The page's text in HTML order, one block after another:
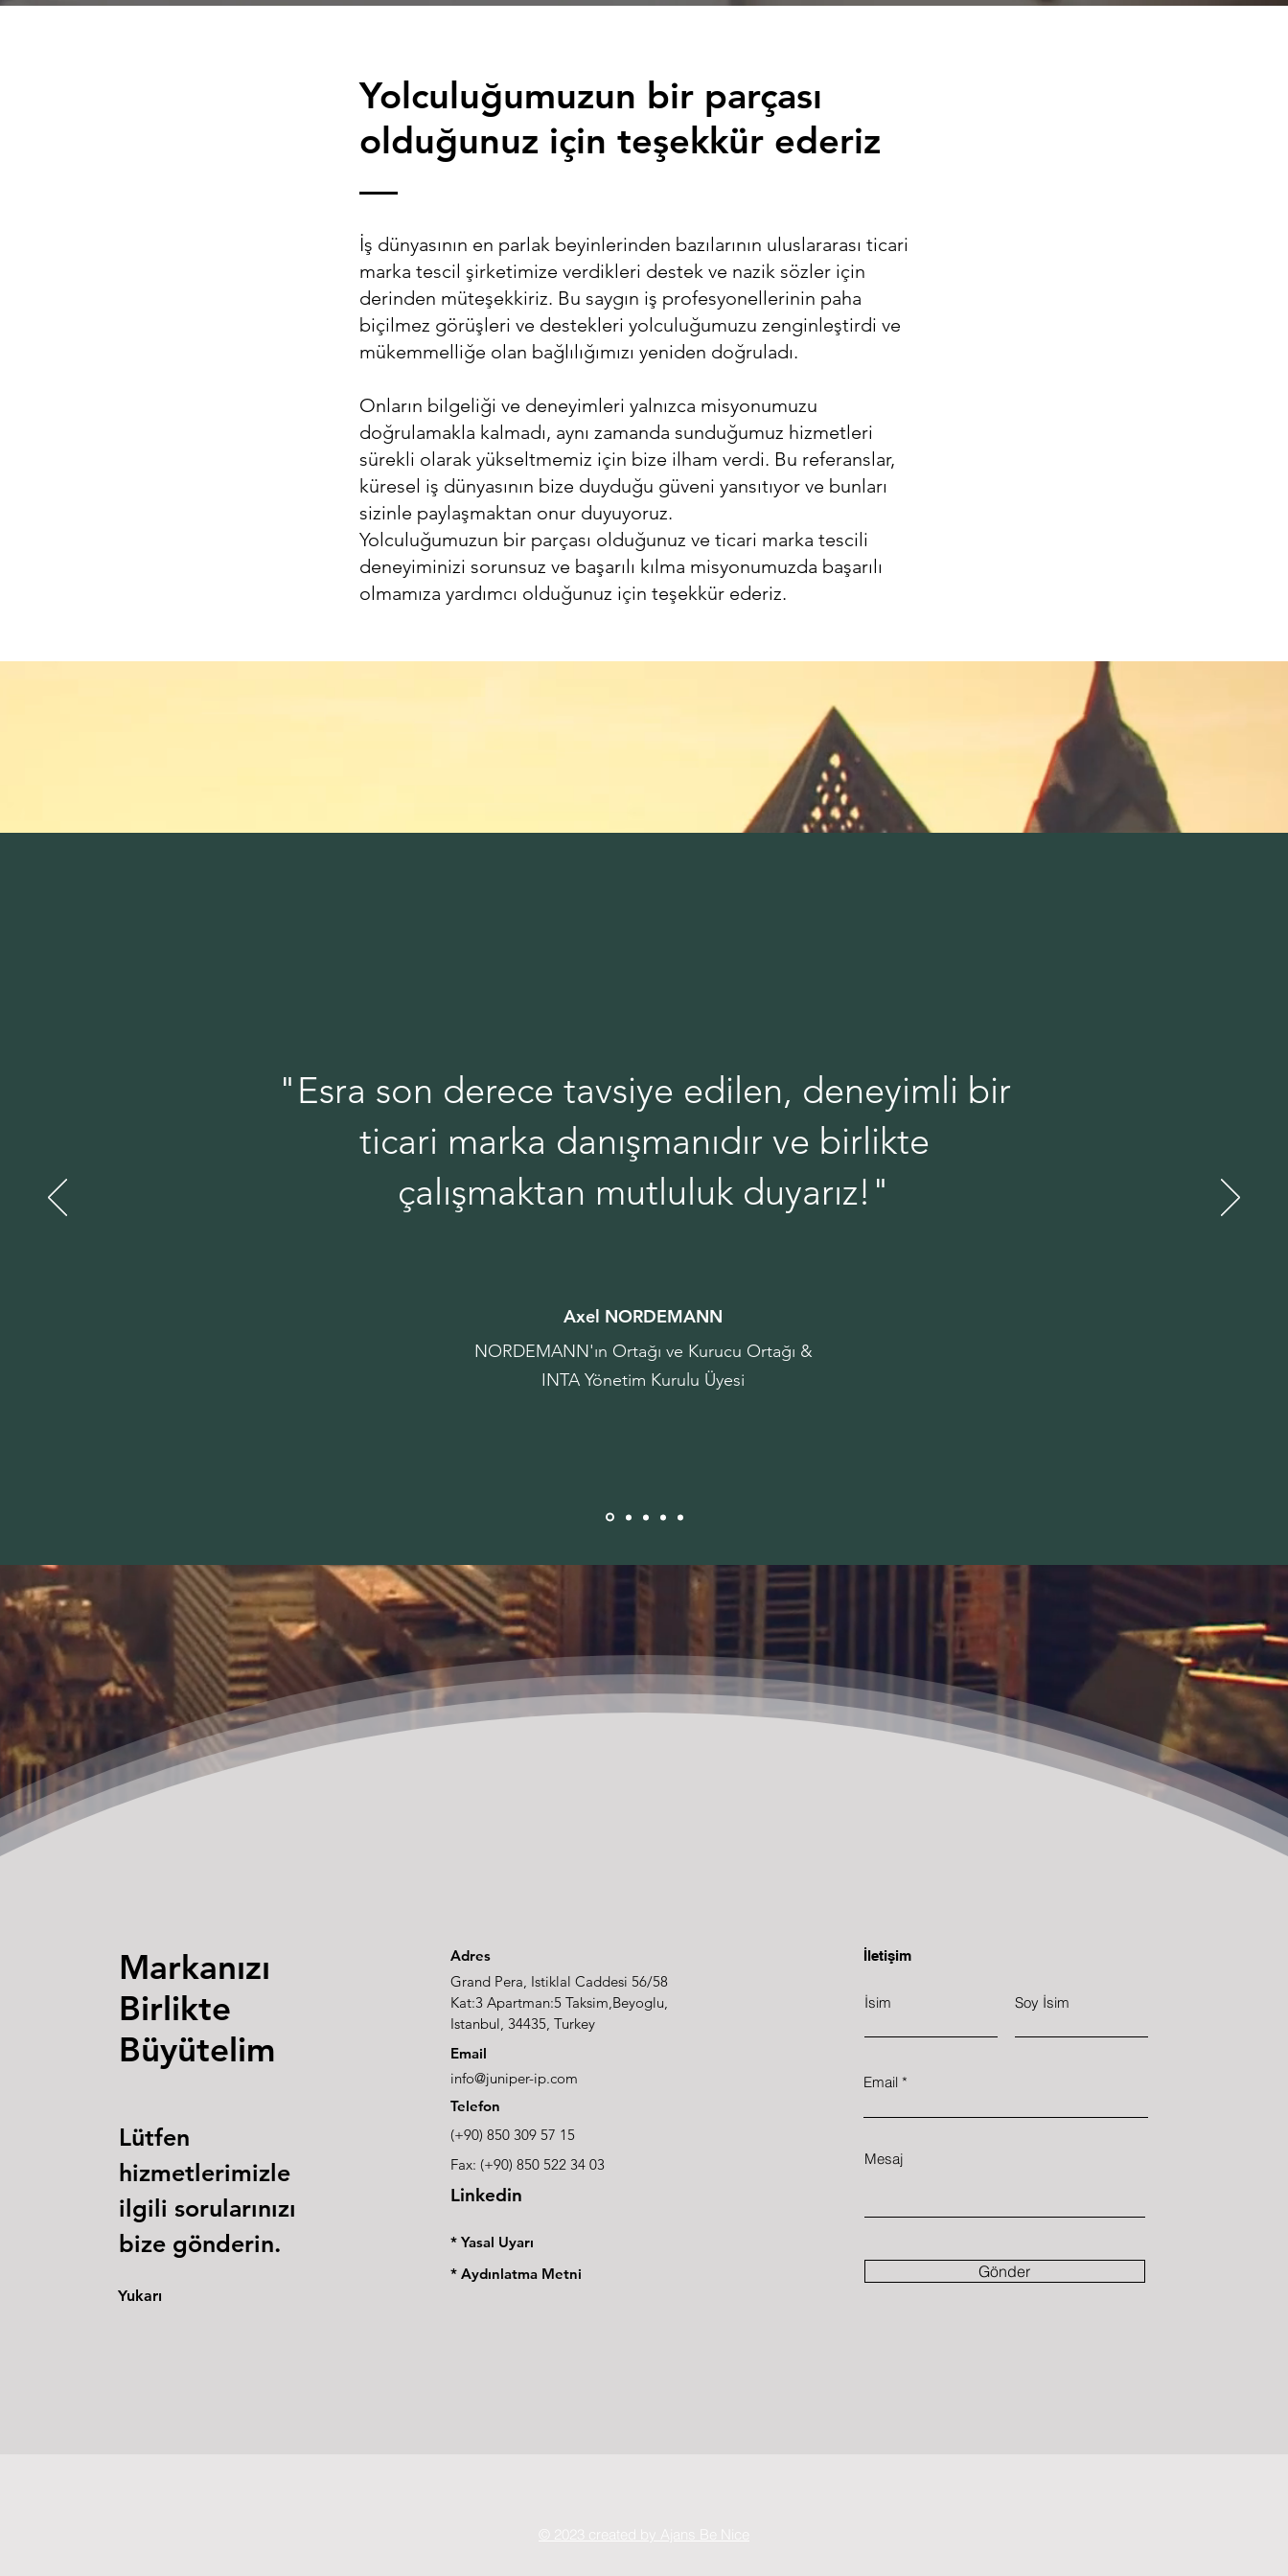
Yolculuğumuzun bir parçası
olduğunuz için teşekkür ederiz
İş dünyasının en parlak beyinlerinden bazılarının uluslararası ticari
marka tescil şirketimize verdikleri destek ve nazik sözler için
derinden müteşekkiriz. Bu saygın iş profesyonellerinin paha
biçilmez görüşleri ve destekleri yolculuğumuzu zenginleştirdi ve
mükemmelliğe olan bağlılığımızı yeniden doğruladı.
Onların bilgeliği ve deneyimleri yalnızca misyonumuzu
doğrulamakla kalmadı, aynı zamanda sunduğumuz hizmetleri
sürekli olarak yükseltmemiz için bize ilham verdi. Bu referanslar,
küresel iş dünyasının bize duyduğu güveni yansıtıyor ve bunları
sizinle paylaşmaktan onur duyuyoruz.
Yolculuğumuzun bir parçası olduğunuz ve ticari marka tescili
deneyiminizi sorunsuz ve başarılı kılma misyonumuzda başarılı
olmamıza yardımcı olduğunuz için teşekkür ederiz.
"Esra son derece tavsiye edilen, deneyimli bir
ticari marka danışmanıdır ve birlikte
çalışmaktan mutluluk duyarız!"
Axel NORDEMANN
NORDEMANN'ın Ortağı ve Kurucu Ortağı &
INTA Yönetim Kurulu Üyesi
Markanızı
Birlikte
Büyütelim
Lütfen
hizmetlerimizle
ilgili sorularınızı
bize gönderin.
Yukarı
Adres
Grand Pera, Istiklal Caddesi 56/58
Kat:3 Apartman:5 Taksim,Beyoglu,
Istanbul, 34435, Turkey
Email
info@juniper-ip.com
Telefon
(+90) 850 309 57 15
Fax: (+90) 850 522 34 03
Linkedin
* Yasal Uyarı
* Aydınlatma Metni
İletişim
İsim Soy İsim
Email
Mesaj
Gönder
© 2023 created by Ajans Be Nice